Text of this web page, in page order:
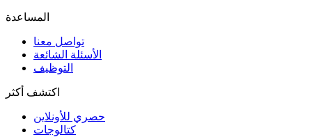
تواصل معنا
الأسئلة الشائعة
التوظيف
اكتشف أكثر
حصري للأونلاين